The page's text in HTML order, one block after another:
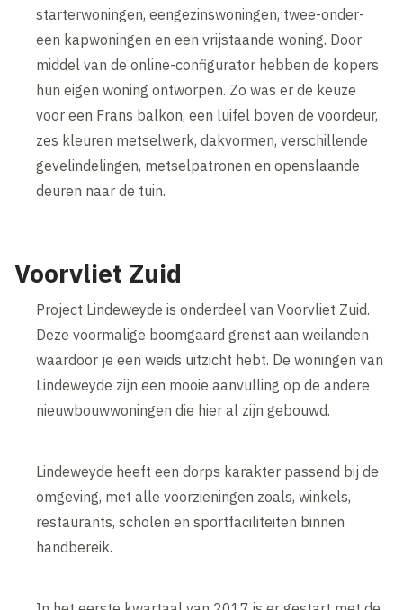
starterwoningen, eengezinswoningen, twee-onder-
een kapwoningen en een vrijstaande woning. Door
middel van de online-configurator hebben de kopers
hun eigen woning ontworpen. Zo was er de keuze
voor een Frans balkon, een luifel boven de voordeur,
zes kleuren metselwerk, dakvormen, verschillende
gevelindelingen, metselpatronen en openslaande
deuren naar de tuin.
Voorvliet Zuid
Project Lindeweyde is onderdeel van Voorvliet Zuid.
Deze voormalige boomgaard grenst aan weilanden
waardoor je een weids uitzicht hebt. De woningen van
Lindeweyde zijn een mooie aanvulling op de andere
nieuwbouwwoningen die hier al zijn gebouwd.
Lindeweyde heeft een dorps karakter passend bij de
omgeving, met alle voorzieningen zoals, winkels,
restaurants, scholen en sportfaciliteiten binnen
handbereik.